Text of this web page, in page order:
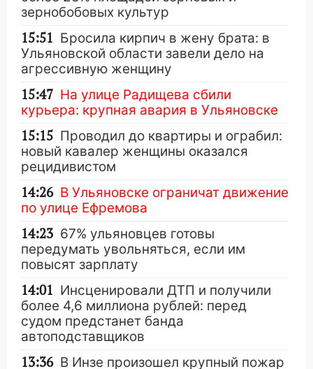
зернобобовых культур
15:51 Бросила кирпич в жену брата: в
Ульяновской области завели дело на
агрессивную женщину
15:47 На улице Радищева сбили
курьера: крупная авария в Ульяновске
15:15 Проводил до квартиры и ограбил:
новый кавалер женщины оказался
рецидивистом
14:26 В Ульяновске ограничат движение
по улице Ефремова
14:23 67% ульяновцев готовы
передумать увольняться, если им
повысят зарплату
14:01 Инсценировали ДТП и получили
более 4,6 миллиона рублей: перед
судом предстанет банда
автоподставщиков
13:36 В Инзе произошел крупный пожар